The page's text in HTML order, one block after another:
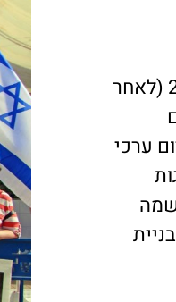
תנועה חוץ פרלמנטארית אשר הוקמה בשנת 2006 (לאחר
ערכי
שמה